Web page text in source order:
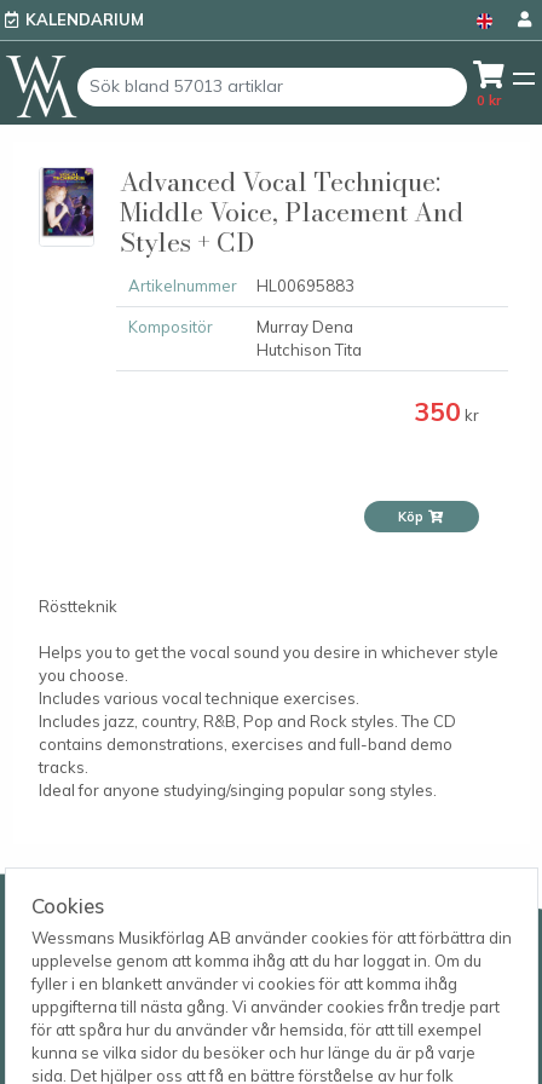
KALENDARIUM
0 kr
Cookies
Wessmans Musikförlag AB använder cookies för att förbättra din
upplevelse genom att komma ihåg att du har loggat in. Om du
fyller i en blankett använder vi cookies för att komma ihåg
uppgifterna till nästa gång. Vi använder cookies från tredje part
för att spåra hur du använder vår hemsida, för att till exempel
kunna se vilka sidor du besöker och hur länge du är på varje
sida. Det hjälper oss att få en bättre förståelse av hur folk
Advanced Vocal Technique:
Middle Voice, Placement And
Styles + CD
Artikelnummer HL00695883
Kompositör
Murray Dena
Hutchison Tita
350 kr
Köp
Röstteknik
Helps you to get the vocal sound you desire in whichever style
you choose.
Includes various vocal technique exercises.
Includes jazz, country, R&B, Pop and Rock styles. The CD
contains demonstrations, exercises and full-band demo
tracks.
Ideal for anyone studying/singing popular song styles.
Wessmans Musikförlag AB
Leverans- och besöksadress
Bingebygatan 11 B
621 41 VISBY
Postadress
Box 1253
621 23 VISBY
Telefon
0498-22 61 32
E-post
order@wessmans.com